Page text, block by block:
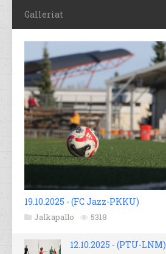
Galleriat
19.10.2025 - (FC Jazz-PKKU)
Jalkapallo 5318
12.10.2025 - (PTU-LNM)